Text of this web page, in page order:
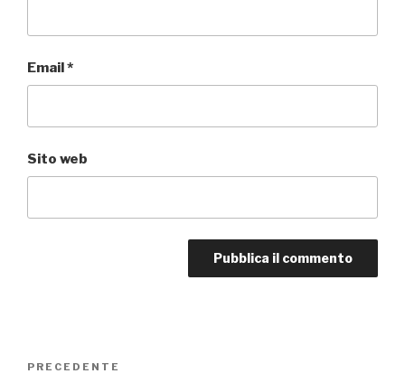
Email*
Sito web
Articolo
PRECEDENTE